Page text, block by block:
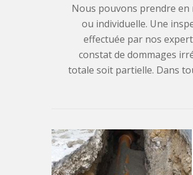
Nous pouvons prendre en
ou individuelle. Une
effectuée par nos
constat de dommages
totale soit partielle. Dans